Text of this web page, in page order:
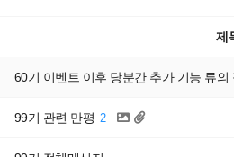
제
60기 이벤트 이후 당분간 추가 기능 류의
99기 관련 만평 2